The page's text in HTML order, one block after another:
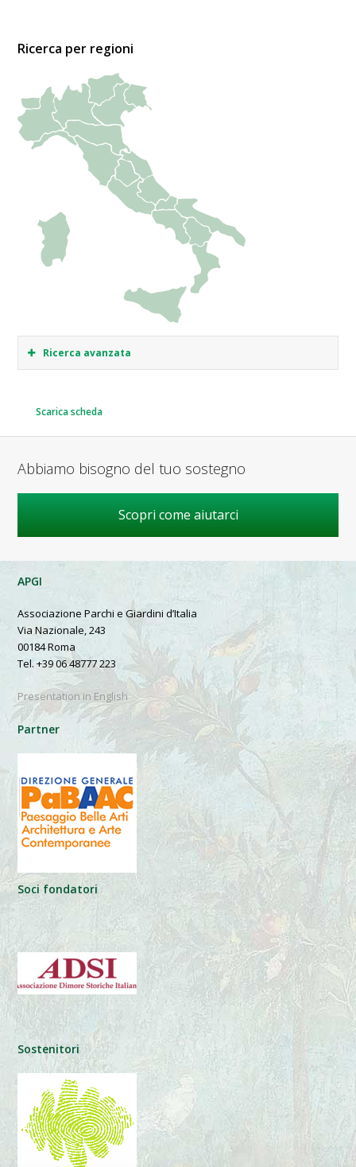
Ricerca per regioni
Ricerca avanzata
Scarica scheda
Abbiamo bisogno del tuo sostegno
Scopri come aiutarci
APGI
Associazione Parchi e Giardini d’Italia
Via Nazionale, 243
00184 Roma
Tel. +39 06 48777 223
Presentation in English
Partner
Soci fondatori
Sostenitori